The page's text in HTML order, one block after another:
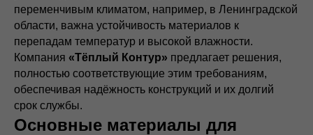
переменчивым климатом, например, в Ленинградской
области, важна устойчивость материалов к
перепадам температур и высокой влажности.
Компания «Тёплый Контур» предлагает решения,
полностью соответствующие этим требованиям,
обеспечивая надёжность конструкций и их долгий
срок службы.
Основные материалы для